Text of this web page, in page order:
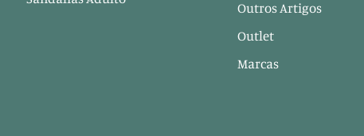
Outros Artigos
Outlet
Marcas